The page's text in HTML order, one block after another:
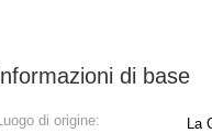
di base
di origine: La